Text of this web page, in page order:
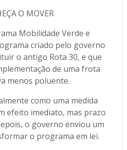
O MOVER
Mobilidade Verde e
criado pelo governo
o antigo Rota 30, e que
de uma frota
menos poluente.
como uma medida
efeito imediato, mas prazo
o governo enviou um
o programa em lei.